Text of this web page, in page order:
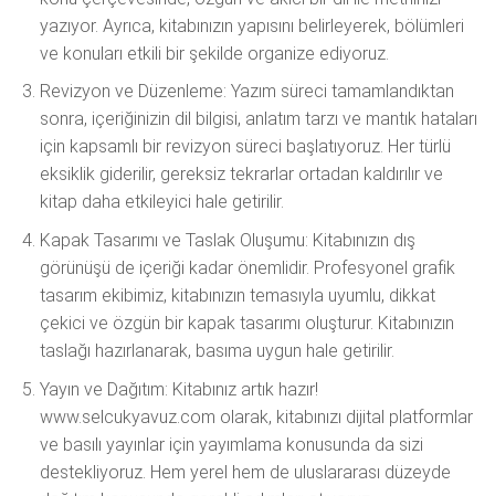
yazıyor. Ayrıca, kitabınızın yapısını belirleyerek, bölümleri
ve konuları etkili bir şekilde organize ediyoruz.
Revizyon ve Düzenleme: Yazım süreci tamamlandıktan
sonra, içeriğinizin dil bilgisi, anlatım tarzı ve mantık hataları
için kapsamlı bir revizyon süreci başlatıyoruz. Her türlü
eksiklik giderilir, gereksiz tekrarlar ortadan kaldırılır ve
kitap daha etkileyici hale getirilir.
Kapak Tasarımı ve Taslak Oluşumu: Kitabınızın dış
görünüşü de içeriği kadar önemlidir. Profesyonel grafik
tasarım ekibimiz, kitabınızın temasıyla uyumlu, dikkat
çekici ve özgün bir kapak tasarımı oluşturur. Kitabınızın
taslağı hazırlanarak, basıma uygun hale getirilir.
Yayın ve Dağıtım: Kitabınız artık hazır!
www.selcukyavuz.com olarak, kitabınızı dijital platformlar
ve basılı yayınlar için yayımlama konusunda da sizi
destekliyoruz. Hem yerel hem de uluslararası düzeyde